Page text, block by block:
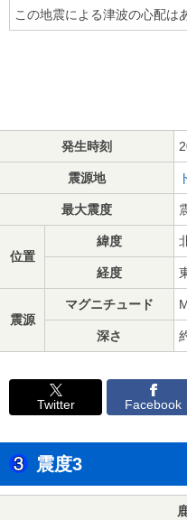
この地震による津波の心配は
発生時刻
震源地
最大震度
位置
緯度
経度
震源
マグニチュード
深さ
Twitter Facebook
震度3